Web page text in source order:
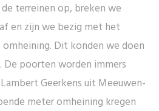
terreinen op, breken we
en zijn we bezig met het
Dit konden we doen
De poorten worden immers
Geerkens uit Meeuwen-
meter omheining kregen